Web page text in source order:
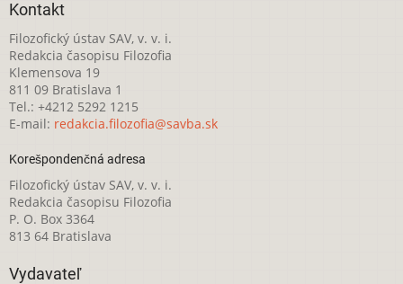
Kontakt
Filozofický ústav SAV, v. v. i.
Redakcia časopisu Filozofia
Klemensova 19
811 09 Bratislava 1
Tel.: +4212 5292 1215
E-mail: redakcia.filozofia@savba.sk
Korešpondenčná adresa
Filozofický ústav SAV, v. v. i.
Redakcia časopisu Filozofia
P. O. Box 3364
813 64 Bratislava
Vydavateľ